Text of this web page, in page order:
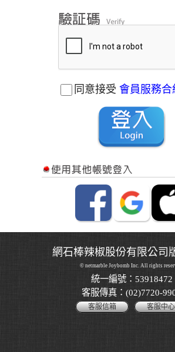
同意接受 會員服務合
網石棒辣椒股份有限公司
© netmarble Joybomb Inc. All rights
統一編號：53918472
客服傳真：(02)7720-
客服信箱 客服中心